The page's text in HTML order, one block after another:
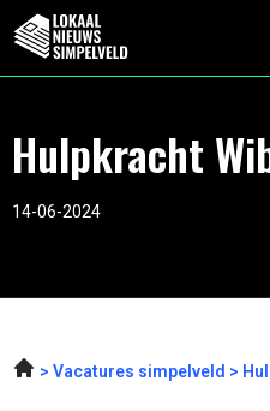
Hulpkracht
14-06-2024
Vacatures simpelveld